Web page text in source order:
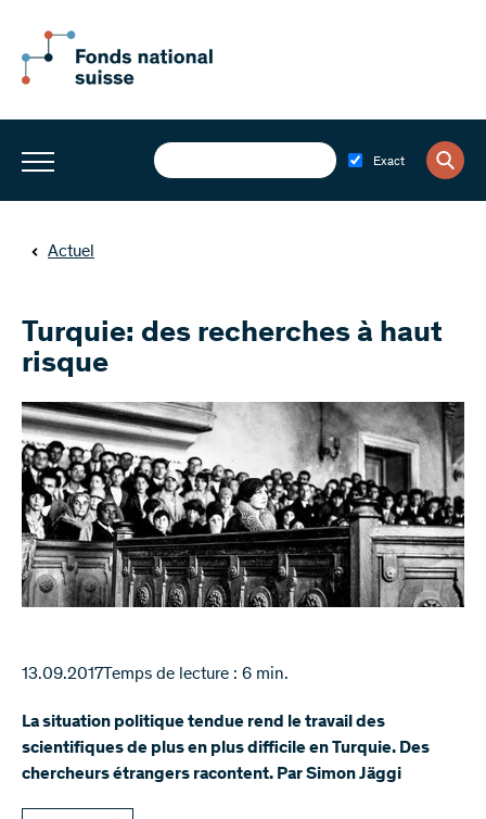
Exact
Actuel
Turquie: des recherches à haut
risque
13.09.2017Temps de lecture : 6 min.
La situation politique tendue rend le travail des
scientifiques de plus en plus difficile en Turquie. Des
chercheurs étrangers racontent. Par Simon Jäggi